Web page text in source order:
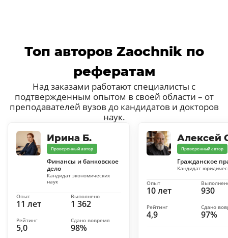
Топ авторов Zaochnik по
рефератам
Над заказами работают специалисты с
подтвержденным опытом в своей области – от
преподавателей вузов до кандидатов и докторов
наук.
Ирина Б.
Проверенный автор
Финансы и банковское
дело
Кандидат экономических
наук
11 лет
Опыт
1 362
Выполнено
5,0
Рейтинг
98%
Сдано вовремя
Алексей
Проверенный автор
Гражданское
Кандидат
10 лет
Опыт
930
4,9
Рейтинг
97%
Сдано